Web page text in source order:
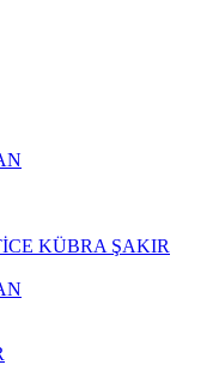
KÜBRA ŞAKIR